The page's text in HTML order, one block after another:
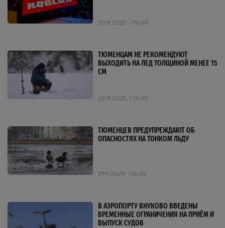
30.11.2025 15:00
ТЮМЕНЦАМ НЕ РЕКОМЕНДУЮТ
ВЫХОДИТЬ НА ЛЕД ТОЛЩИНОЙ МЕНЕЕ 15
СМ
29.11.2025 13:00
ТЮМЕНЦЕВ ПРЕДУПРЕЖДАЮТ ОБ
ОПАСНОСТЯХ НА ТОНКОМ ЛЬДУ
27.11.2025 13:30
В АЭРОПОРТУ ВНУКОВО ВВЕДЕНЫ
ВРЕМЕННЫЕ ОГРАНИЧЕНИЯ НА ПРИЁМ И
ВЫПУСК СУДОВ